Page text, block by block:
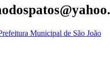
Municipal de São João